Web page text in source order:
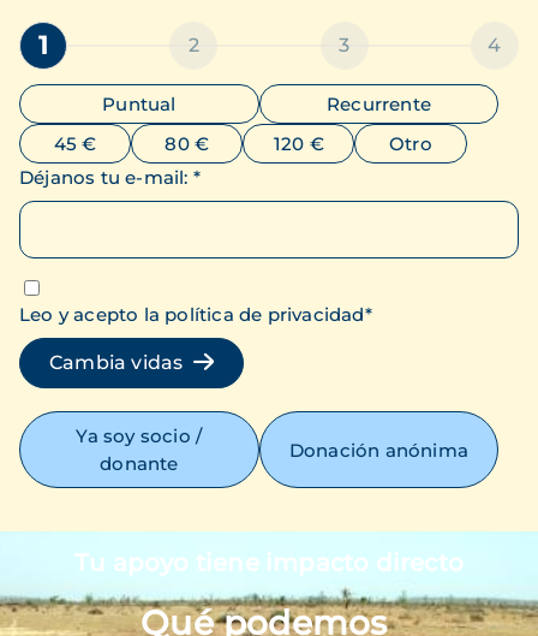
1 2 3 4
Puntual
Recurrente
45 €
80 € 120 €
Otro
Déjanos tu e-mail: *
Leo y acepto la política de privacidad*
Cambia vidas
Ya soy socio /
donante
Donación anónima
Tu apoyo tiene impacto directo
Qué podemos